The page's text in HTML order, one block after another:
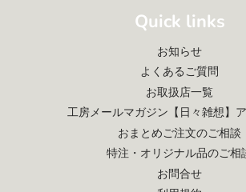
Quick links
お知らせ
よくあるご質問
お取扱店一覧
工房メールマガジン【日々雑想】
おまとめご注文のご相談
特注・オリジナル品のご相
お問合せ